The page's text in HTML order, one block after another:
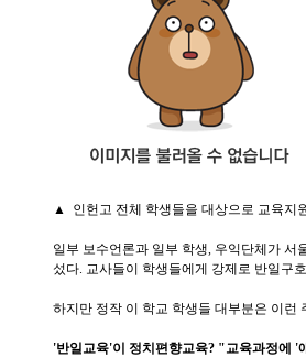
▲ 인헌고 전체 학생들을 대상으로 교육지
일부 보수언론과 일부 학생, 우익단체가
섰다. 교사들이 학생들에게 강제로 반일구
하지만 정작 이 학교 학생들 대부분은 이런
'반일교육'이 정치편향교육? "교육과정에 '